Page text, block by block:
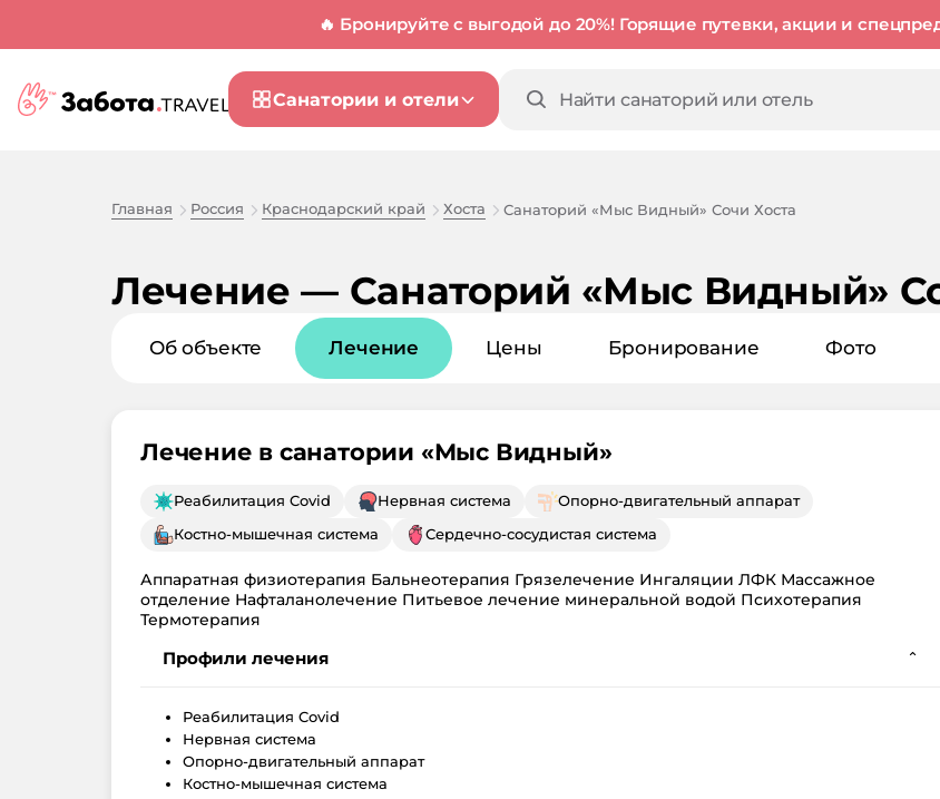
🔥 Бронируйте с выгодой до 20%! Горящие путевки, акции и
Санатории и отели
Главная Россия Краснодарский край Хоста Санаторий «Мыс Видный» Сочи Хоста
Лечение — Санаторий «Мыс Видный»
Об объекте Лечение Цены Бронирование Фото
Лечение в санатории «Мыс Видный»
Реабилитация Covid Нервная система
Опорно-двигательный аппарат
Костно-мышечная система
Сердечно-сосудистая система
Аппаратная физиотерапия Бальнеотерапия Грязелечение Ингаляции ЛФК Массажное
отделение Нафталанолечение Питьевое лечение минеральной водой Психотерапия
Термотерапия
Профили лечения ⌄
Реабилитация Covid
Нервная система
Опорно-двигательный аппарат
Костно-мышечная система